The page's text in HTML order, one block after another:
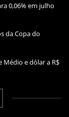
0,06% em julho
da Copa do
Médio e dólar a R$